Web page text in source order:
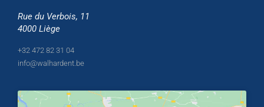
Rue du Verbois, 11
4000 Liège
+32 472 82 31 04
info@walhardent.be